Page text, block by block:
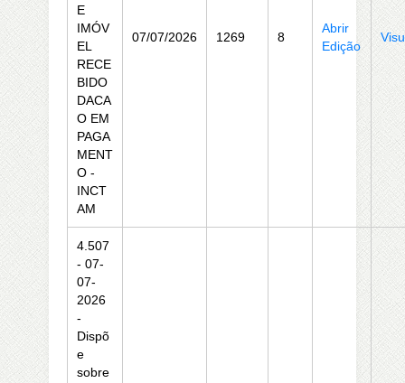
E
IMÓV
EL
RECE
BIDO
DACA
O EM
PAGA
MENT
O -
INCT
AM
07/07/2026 1269 8
Abrir
Edição
4.507
- 07-
07-
2026
-
Dispõ
e
sobre